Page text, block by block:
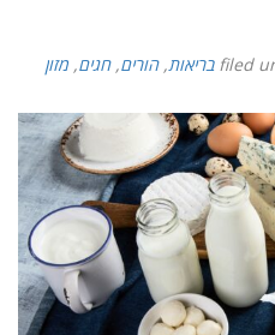
בריאות,הורים,חגים, מזון